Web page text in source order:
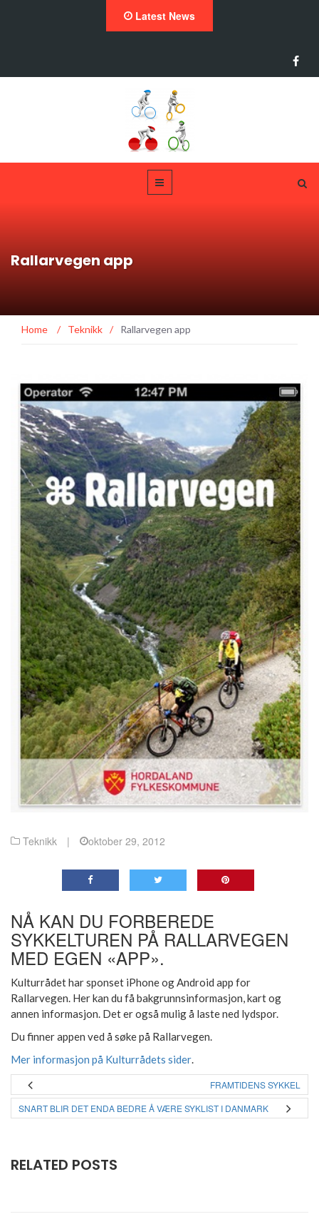
Latest News
Rallarvegen app
Home / Teknikk / Rallarvegen app
Teknikk | oktober 29, 2012
NÅ KAN DU FORBEREDE
SYKKELTUREN PÅ RALLARVEGEN
MED EGEN «APP».
Kulturrådet har sponset iPhone og Android app for
Rallarvegen. Her kan du få bakgrunnsinformasjon, kart og
annen informasjon. Det er også mulig å laste ned lydspor.
Du finner appen ved å søke på Rallarvegen.
Mer informasjon på Kulturrådets sider.
FRAMTIDENS SYKKEL
SNART BLIR DET ENDA BEDRE Å VÆRE SYKLIST I DANMARK
RELATED POSTS